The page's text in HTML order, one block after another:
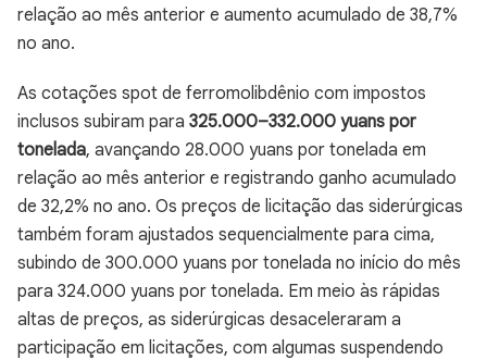
relação ao mês anterior e aumento acumulado de 38,7%
no ano.
As cotações spot de ferromolibdênio com impostos
inclusos subiram para 325.000–332.000 yuans por
tonelada, avançando 28.000 yuans por tonelada em
relação ao mês anterior e registrando ganho acumulado
de 32,2% no ano. Os preços de licitação das siderúrgicas
também foram ajustados sequencialmente para cima,
subindo de 300.000 yuans por tonelada no início do mês
para 324.000 yuans por tonelada. Em meio às rápidas
altas de preços, as siderúrgicas desaceleraram a
participação em licitações, com algumas suspendendo